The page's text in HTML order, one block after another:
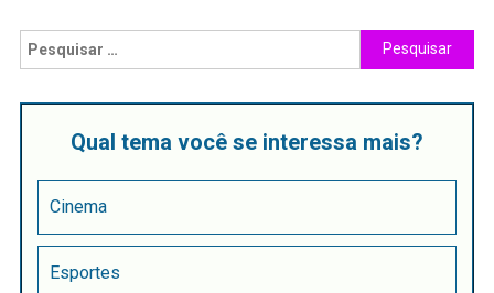
Qual tema você se interessa mais?
Cinema
Esportes